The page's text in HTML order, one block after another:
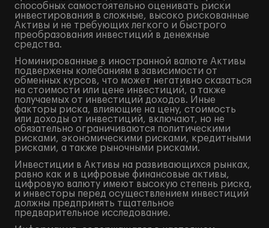
способных самостоятельно оценивать риски
инвестирования в сложные, высоко рискованные
Активы и не требующих легкого и быстрого
преобразования инвестиций в денежные
средства.
Номинированные в иностранной валюте Активы
подвержены колебаниям в зависимости от
обменных курсов, что может негативно сказаться
на стоимости или цене инвестиций, а также
получаемых от инвестиций доходов. Иные
факторы риска, влияющие на цену, стоимость
или доходы от инвестиций, включают, но не
обязательно ограничиваются политическими
рисками, экономическими рисками, кредитными
рисками, а также рыночными рисками.
Инвестиции в Активы на развивающихся рынках,
равно как и в цифровые финансовые активы,
цифровую валюту имеют высокую степень риска,
и инвесторы перед осуществлением инвестиций
должны предпринять тщательное
предварительное исследование.